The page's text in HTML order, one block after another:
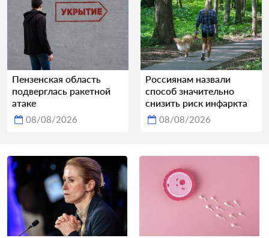
Пензенская область
подверглась ракетной
атаке
08/08/2026
Россиянам назвали
способ значительно
снизить риск инфаркта
08/08/2026